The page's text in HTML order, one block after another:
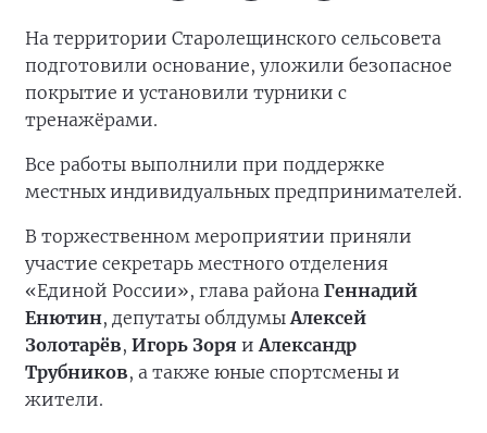
На территории Старолещинского сельсовета
подготовили основание, уложили безопасное
покрытие и установили турники с
тренажёрами.
Все работы выполнили при поддержке
местных индивидуальных предпринимателей.
В торжественном мероприятии приняли
участие секретарь местного отделения
«Единой России», глава района Геннадий
Енютин, депутаты облдумыАлексей
Золотарёв, Игорь Зоря иАлександр
Трубников, а также юные спортсмены и
жители.